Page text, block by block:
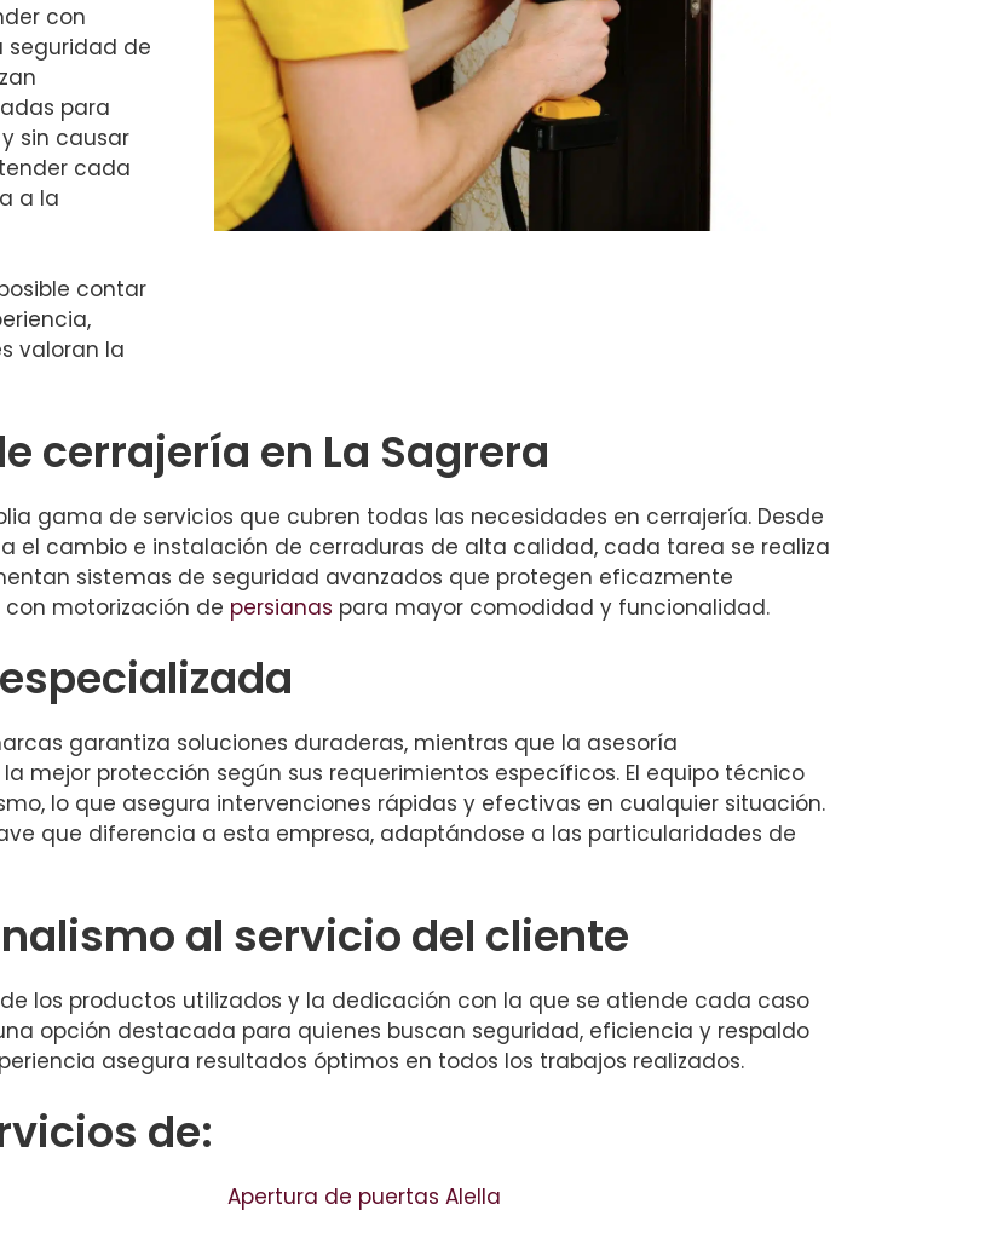
con
seguridad de
para
sin causar
cada
a la
contar
valoran la
cerrajería en La Sagrera
gama de servicios que cubren todas las necesidades en cerrajería. Desde
el cambio e instalación de cerraduras de alta calidad, cada tarea se realiza
sistemas de seguridad avanzados que protegen eficazmente
motorización de persianas para mayor comodidad y funcionalidad.
garantiza soluciones duraderas, mientras que la asesoría
mejor protección según sus requerimientos específicos. El equipo técnico
lo que asegura intervenciones rápidas y efectivas en cualquier situación.
que diferencia a esta empresa, adaptándose a las particularidades de
al servicio del cliente
los productos utilizados y la dedicación con la que se atiende cada caso
opción destacada para quienes buscan seguridad, eficiencia y respaldo
asegura resultados óptimos en todos los trabajos realizados.
de:
Apertura de puertas Alella